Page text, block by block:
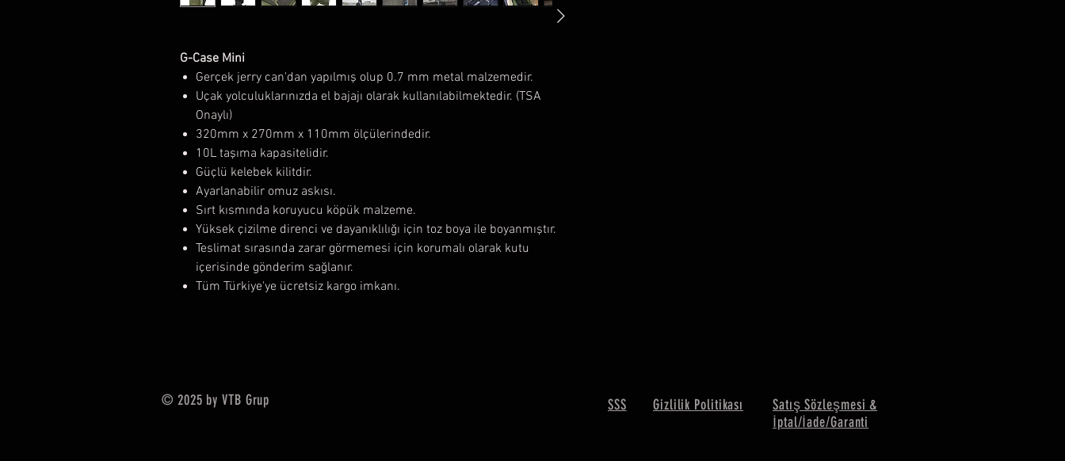
G-Case Mini
Gerçek jerry can'dan yapılmış olup 0.7 mm metal malzemedir.
Uçak yolculuklarınızda el bajajı olarak kullanılabilmektedir. (TSA
Onaylı)
320mm x 270mm x 110mm ölçülerindedir.
10L taşıma kapasitelidir.
Güçlü kelebek kilitdir.
Ayarlanabilir omuz askısı.
Sırt kısmında koruyucu köpük malzeme.
Yüksek çizilme direnci ve dayanıklılığı için toz boya ile boyanmıştır.
Teslimat sırasında zarar görmemesi için korumalı olarak kutu
içerisinde gönderim sağlanır.
Tüm Türkiye'ye ücretsiz kargo imkanı.
© 2025 by VTB Grup SSS Gizlilik Politikası
Satış Sözleşmesi &
İptal/İade/Garanti